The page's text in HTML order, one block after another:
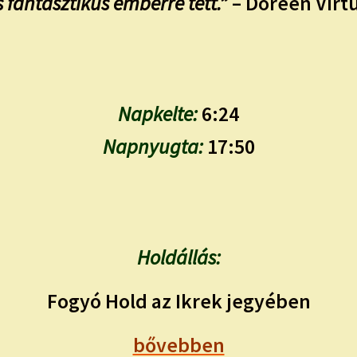
Napkelte:6:24
Napnyugta:17:50
Holdállás:
Fogyó Hold az Ikrek jegyében
bővebben